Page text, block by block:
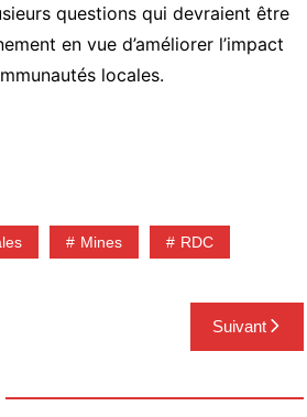
questions qui devraient être
en vue d’améliorer l’impact
locales.
Mines RDC
Suivant